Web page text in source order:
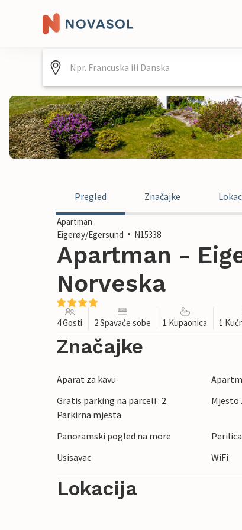
Pregled Značajke
Apartman
Eigerøy/Egersund
N15338
Apartman -
Norveska
4 Gosti 2 Spavaće sobe 1 Kupaonica 1
Značajke
Aparat za kavu
Gratis parking na parceli : 2
Parkirna mjesta
Mjesto
Panoramski pogled na more
Usisavac
WiFi
Lokacija